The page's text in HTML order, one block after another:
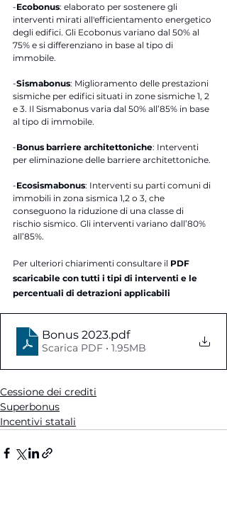
-Ecobonus: elaborato per sostenere gli
interventi mirati all'efficientamento energetico
degli edifici. Gli Ecobonus variano dal 50% al
75% e si differenziano in base al tipo di
immobile.
-Sismabonus: Miglioramento delle prestazioni
sismiche per edifici situati in zone sismiche 1, 2
e 3. Il Sismabonus varia dal 50% all’85% in base
al tipo di immobile.
-Bonus barriere architettoniche: Interventi
per eliminazione delle barriere architettoniche.
-Ecosismabonus: Interventi su parti comuni di
immobili in zona sismica 1,2 o 3, che
conseguono la riduzione di una classe di
rischio sismico. Gli interventi variano dall’80%
all’85%.
Per ulteriori chiarimenti consultare il PDF
scaricabile con tutti i tipi di interventi e le
percentuali di detrazioni applicabili
Bonus 2023.pdf
Scarica PDF • 1.95MB
Cessione dei crediti
Superbonus
Incentivi statali